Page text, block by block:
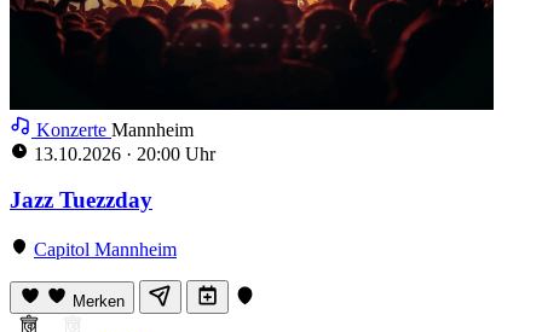
Konzerte Mannheim
13.10.2026 · 20:00 Uhr
Jazz Tuezzday
Capitol Mannheim
Merken